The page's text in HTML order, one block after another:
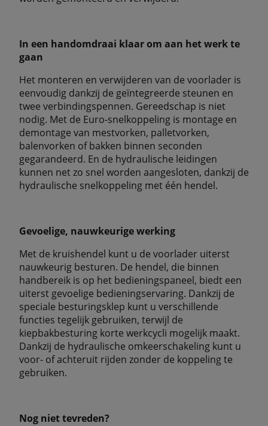
In een handomdraai klaar om aan het werk te
gaan
Het monteren en verwijderen van de voorlader is
eenvoudig dankzij de geïntegreerde steunen en
twee verbindingspennen. Gereedschap is niet
nodig. Met de Euro-snelkoppeling is montage en
demontage van mestvorken, palletvorken,
balenvorken of bakken binnen seconden
gegarandeerd. En de hydraulische leidingen
kunnen net zo snel worden aangesloten, dankzij de
hydraulische snelkoppeling met één hendel.
Gevoelige, nauwkeurige werking
Met de kruishendel kunt u de voorlader uiterst
nauwkeurig besturen. De hendel, die binnen
handbereik is op het bedieningspaneel, biedt een
uiterst gevoelige bedieningservaring. Dankzij de
speciale besturingsklep kunt u verschillende
functies tegelijk gebruiken, terwijl de
kiepbakbesturing korte werkcycli mogelijk maakt.
Dankzij de hydraulische omkeerschakeling kunt u
voor- of achteruit rijden zonder de koppeling te
gebruiken.
Nog niet tevreden?